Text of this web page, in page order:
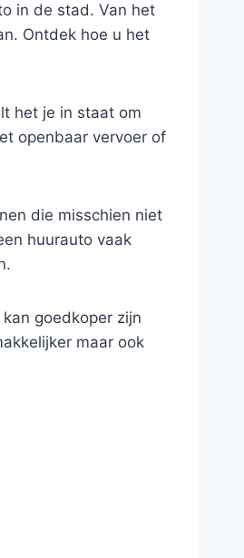
in de stad. Van het
Ontdek hoe u het
het je in staat om
openbaar vervoer of
die misschien niet
huurauto vaak
goedkoper zijn
maar ook